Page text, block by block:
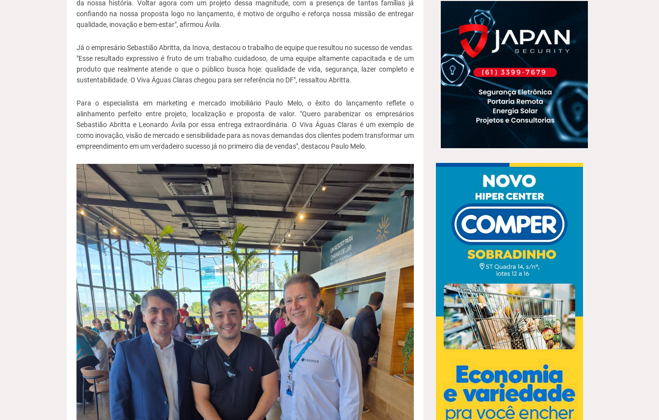
da nossa história. Voltar agora com um projeto dessa magnitude, com a presença de tantas famílias já
confiando na nossa proposta logo no lançamento, é motivo de orgulho e reforça nossa missão de entregar
qualidade, inovação e bem-estar", afirmou Ávila.
Já o empresário Sebastião Abritta, da Inova, destacou o trabalho de equipe que resultou no sucesso de vendas.
"Esse resultado expressivo é fruto de um trabalho cuidadoso, de uma equipe altamente capacitada e de um
produto que realmente atende o que o público busca hoje: qualidade de vida, segurança, lazer completo e
sustentabilidade. O Viva Águas Claras chegou para ser referência no DF", ressaltou Abritta.
Para o especialista em marketing e mercado imobiliário Paulo Melo, o êxito do lançamento reflete o
alinhamento perfeito entre projeto, localização e proposta de valor. "Quero parabenizar os empresários
Sebastião Abritta e Leonardo Ávila por essa entrega extraordinária. O Viva Águas Claras é um exemplo de
como inovação, visão de mercado e sensibilidade para as novas demandas dos clientes podem transformar um
empreendimento em um verdadeiro sucesso já no primeiro dia de vendas", destacou Paulo Melo.